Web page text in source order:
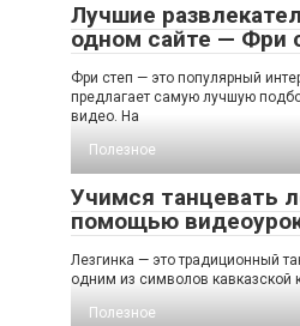
Лучшие
одном сайте — Фри
Фри степ — это популярный
предлагает самую лучшую
видео. На
Полезное
Учимся танцевать
помощью
Лезгинка — это традиционный
одним из символов кавказской
Полезное